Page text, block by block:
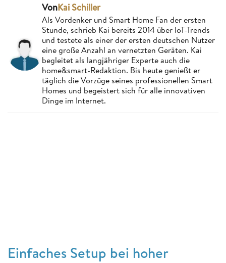
VonKai Schiller
Als Vordenker und Smart Home Fan der ersten
Stunde, schrieb Kai bereits 2014 über IoT-Trends
und testete als einer der ersten deutschen Nutzer
eine große Anzahl an vernetzten Geräten. Kai
begleitet als langjähriger Experte auch die
home&smart-Redaktion. Bis heute genießt er
täglich die Vorzüge seines professionellen Smart
Homes und begeistert sich für alle innovativen
Dinge im Internet.
Einfaches Setup bei hoher